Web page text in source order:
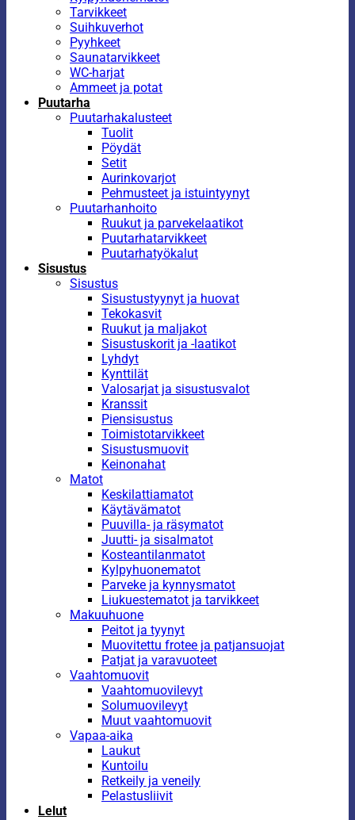
Tarvikkeet
Suihkuverhot
Pyyhkeet
Saunatarvikkeet
WC-harjat
Ammeet ja potat
Puutarha
Puutarhakalusteet
Tuolit
Pöydät
Setit
Aurinkovarjot
Pehmusteet ja istuintyynyt
Puutarhanhoito
Ruukut ja parvekelaatikot
Puutarhatarvikkeet
Puutarhatyökalut
Sisustus
Sisustus
Sisustustyynyt ja huovat
Tekokasvit
Ruukut ja maljakot
Sisustuskorit ja -laatikot
Lyhdyt
Kynttilät
Valosarjat ja sisustusvalot
Kranssit
Piensisustus
Toimistotarvikkeet
Sisustusmuovit
Keinonahat
Matot
Keskilattiamatot
Käytävämatot
Puuvilla- ja räsymatot
Juutti- ja sisalmatot
Kosteantilanmatot
Kylpyhuonematot
Parveke ja kynnysmatot
Liukuestematot ja tarvikkeet
Makuuhuone
Peitot ja tyynyt
Muovitettu frotee ja patjansuojat
Patjat ja varavuoteet
Vaahtomuovit
Vaahtomuovilevyt
Solumuovilevyt
Muut vaahtomuovit
Vapaa-aika
Laukut
Kuntoilu
Retkeily ja veneily
Pelastusliivit
Lelut